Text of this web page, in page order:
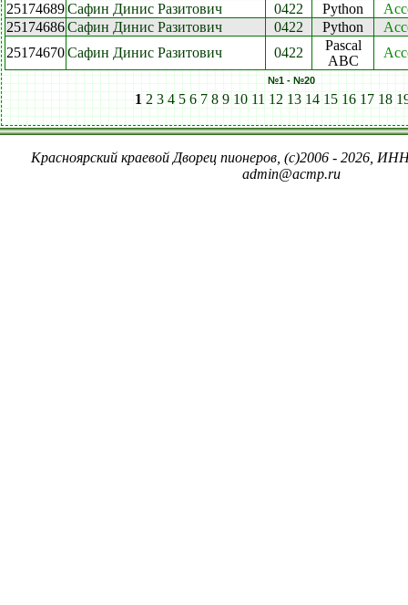
25174689Сафин Динис Разитович 0422 Python
25174686Сафин Динис Разитович 0422 Python
25174670Сафин Динис Разитович 0422
Pascal
ABC
№1 - №20
1 2 3 4 5 6 7 8 9 10 11 12 13 14 15 16 17 18
Красноярский краевой Дворец пионеров, (c)2006 - 2026,
admin@acmp.ru